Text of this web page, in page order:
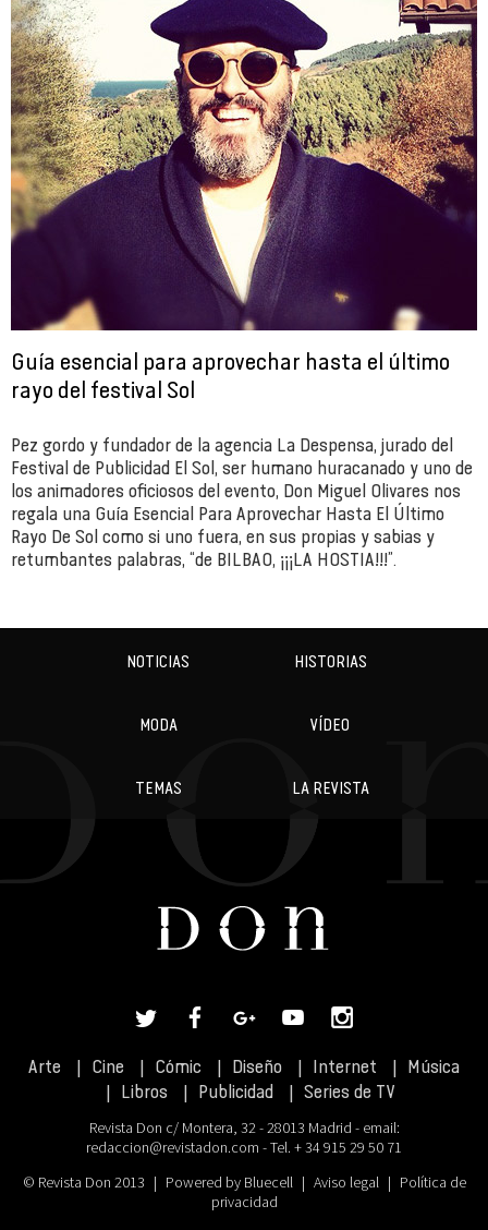
Guía esencial para aprovechar hasta el último
rayo del festival Sol
Pez gordo y fundador de la agencia La Despensa, jurado del
Festival de Publicidad El Sol, ser humano huracanado y uno de
los animadores oficiosos del evento, Don Miguel Olivares nos
regala una Guía Esencial Para Aprovechar Hasta El Último
Rayo De Sol como si uno fuera, en sus propias y sabias y
retumbantes palabras, “de BILBAO, ¡¡¡LA HOSTIA!!!”.
NOTICIAS HISTORIAS
MODA VÍDEO
TEMAS LA REVISTA
Arte Cine Cómic Diseño Internet
Música
Libros
Publicidad Series de TV
Revista Don c/ Montera, 32 - 28013 Madrid - email:
redaccion@revistadon.com - Tel. + 34 915 29 50 71
© Revista Don 2013 | Powered by Bluecell | Aviso legal | Política de
privacidad